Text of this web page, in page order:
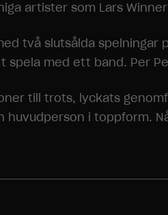
artister som Lars
två slutsålda
spela med ett band. Per
till trots, lyckats
i toppform.